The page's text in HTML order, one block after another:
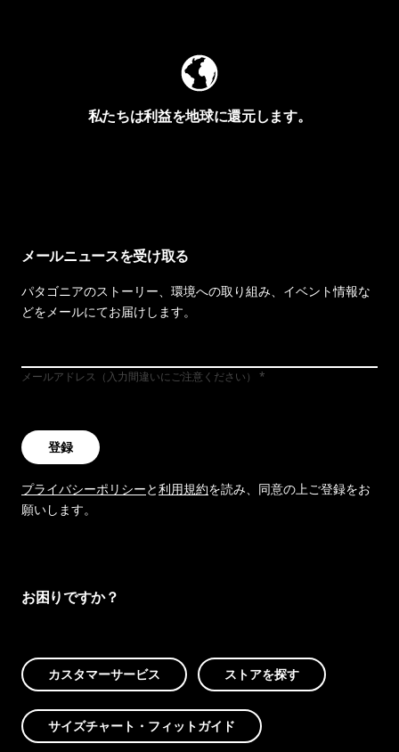
私たちは利益を地球に還元します。
メールニュースを受け取る
パタゴニアのストーリー、環境への取り組み、イベント情報な
どをメールにてお届けします。
メールアドレス（入力間違いにご注意ください）
登録
プライバシーポリシーと利用規約を読み、同意の上ご登録をお
願いします。
お困りですか？
カスタマーサービス ストアを探す
サイズチャート・フィットガイド